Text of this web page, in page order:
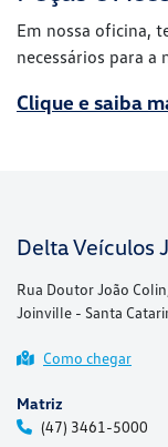
Em nossa oficina,
necessários para a
Clique e saiba
Delta Veículos
Rua Doutor João
Joinville - Santa
Como chegar
Matriz
(47) 3461-5000